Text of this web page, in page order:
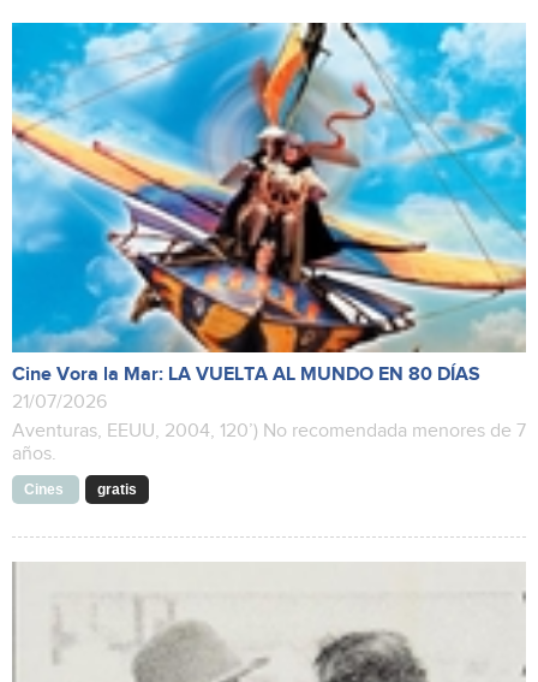
Cine Vora la Mar: LA VUELTA AL MUNDO EN 80 DÍAS
21/07/2026
Aventuras, EEUU, 2004, 120’) No recomendada menores de 7
años.
Cines gratis